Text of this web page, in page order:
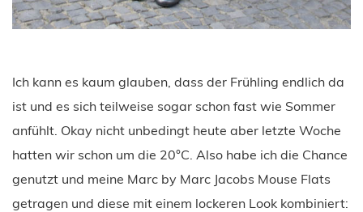
Ich kann es kaum glauben, dass der Frühling endlich da
ist und es sich teilweise sogar schon fast wie Sommer
anfühlt. Okay nicht unbedingt heute aber letzte Woche
hatten wir schon um die 20°C. Also habe ich die Chance
genutzt und meine Marc by Marc Jacobs Mouse Flats
getragen und diese mit einem lockeren Look kombiniert: